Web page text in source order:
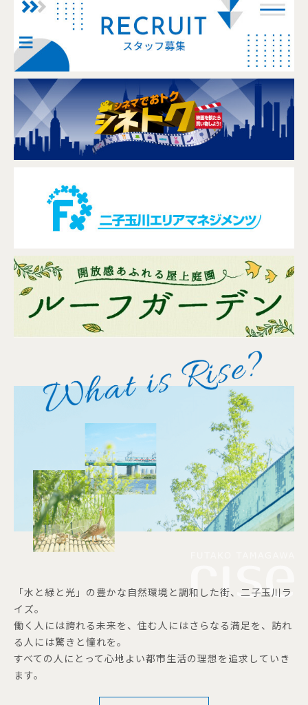
「水と緑と光」の豊かな自然環境と調和した街、二子玉川ラ
イズ。
働く人には誇れる未来を、住む人にはさらなる満足を、訪れ
る人には驚きと憧れを。
すべての人にとって心地よい都市生活の理想を追求していき
ます。